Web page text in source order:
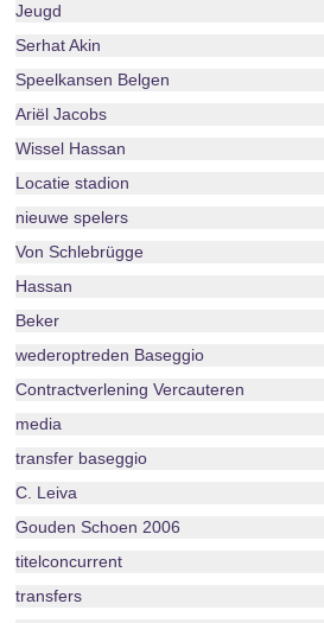
Jeugd
Serhat Akin
Speelkansen Belgen
Ariël Jacobs
Wissel Hassan
Locatie stadion
nieuwe spelers
Von Schlebrügge
Hassan
Beker
wederoptreden Baseggio
Contractverlening Vercauteren
media
transfer baseggio
C. Leiva
Gouden Schoen 2006
titelconcurrent
transfers